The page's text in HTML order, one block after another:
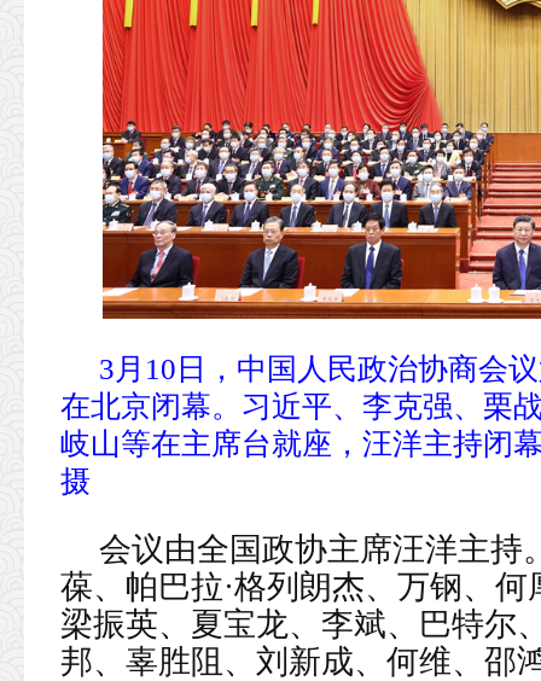
3月10日，中国人民政治协商会
在北京闭幕。习近平、李克强、栗
岐山等在主席台就座，汪洋主持闭
摄
会议由全国政协主席汪洋主持
葆、帕巴拉·格列朗杰、万钢、
梁振英、夏宝龙、李斌、巴特尔
邦、辜胜阻、刘新成、何维、邵